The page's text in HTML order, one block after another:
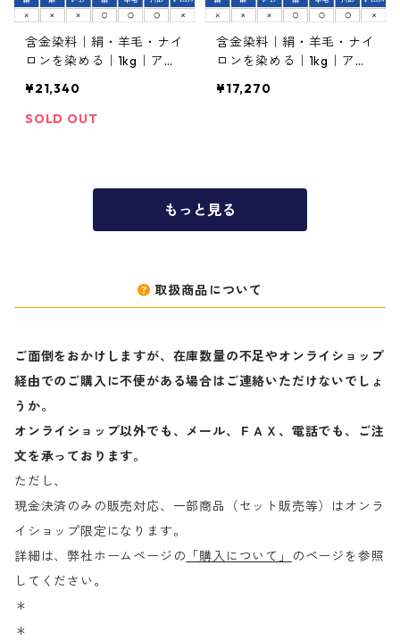
含金染料｜絹・羊毛・ナイ
ロンを染める｜1kg｜アシ
色、弁柄色）
¥21,340
SOLD OUT
含金染料｜絹・羊毛・ナイ
ロンを染める｜1kg｜アシ
みの茶色）
¥17,270
もっと見る
取扱商品について
ご面倒をおかけしますが、在庫数量の不足やオンライショップ
経由でのご購入に不便がある場合はご連絡いただけないでしょ
うか。
オンライショップ以外でも、メール、ＦＡＸ、電話でも、ご注
文を承っております。
ただし、
現金決済のみの販売対応、一部商品（セット販売等）はオンラ
イショップ限定になります。
詳細は、弊社ホームページの 「購入について」
のページを参照
してください。
＊
＊